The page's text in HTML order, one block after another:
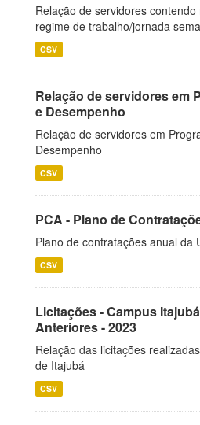
Relação de servidores
regime de trabalho/jornada
CSV
Relação de servidores em
e Desempenho
Relação de servidores em
Desempenho
CSV
PCA - Plano de
Plano de contratações anual da
CSV
Licitações - Campus
Anteriores - 2023
Relação das licitações
de Itajubá
CSV